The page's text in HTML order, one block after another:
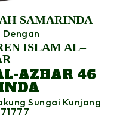
SAMARINDA
Dengan
ISLAM AL–
AZHAR 46
Sungai Kunjang